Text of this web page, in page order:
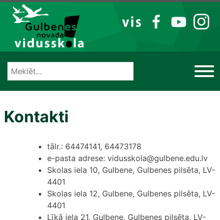
Izlaist
VIS
FB YT IG
Kontakti
tālr.: 64474141, 64473178
e-pasta adrese: vidusskola@gulbene.edu.lv
Skolas iela 10, Gulbene, Gulbenes pilsēta, LV-
4401
Skolas iela 12, Gulbene, Gulbenes pilsēta, LV-
4401
Līkā iela 21, Gulbene, Gulbenes pilsēta, LV-